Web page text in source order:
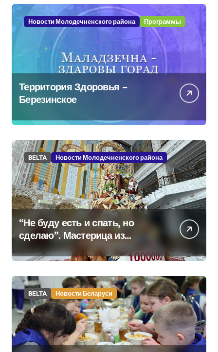
Новости Молодечненского района Программы
Территория Здоровья –
Березинское
BELTA Новости Молодечненского района
“Не буду есть и спать, но
сделаю”. Мастерица из
Молодечно о 50-
килограммовом каравае для
Дворца Независимости
BELTA Новости Беларуси